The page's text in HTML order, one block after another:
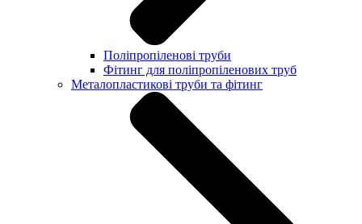
Поліпропіленові труби
Фітинг для поліпропіленових труб
Металопластикові труби та фітинг